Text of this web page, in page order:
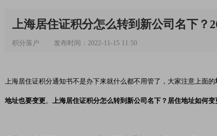
上海居住证积分怎么转到新公司名下？
积分落户 发布时间：2022-11-15 11:50
上海居住证积分通知书不是办下来就什么都不用管了，大家注意上面的
地址也要变更。 上海居住证积分怎么转到新公司名下？居住地址如何变